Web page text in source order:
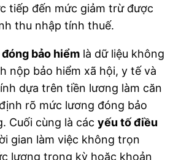
tiếp đến mức giảm trừ được
thu nhập tính thuế.
bảo hiểm là dữ liệu không
nộp bảo hiểm xã hội, y tế và
dựa trên tiền lương làm căn
rõ mức lương đóng bảo
Cuối cùng là các yếu tố điều
gian làm việc không trọn
lương trong kỳ hoặc khoản